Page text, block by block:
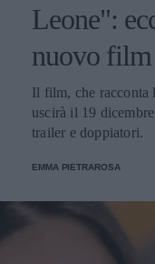
Leone":
nuovo
Il film, che racconta
uscirà il 19
trailer e doppiatori.
EMMA PIETRAROSA